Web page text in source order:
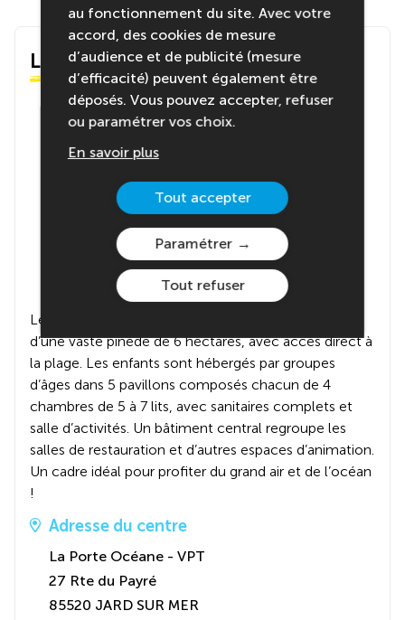
Le centre
Le centre situé en Vendée, est implanté au cœur
d’une vaste pinède de 6 hectares, avec accès direct à
la plage. Les enfants sont hébergés par groupes
d’âges dans 5 pavillons composés chacun de 4
chambres de 5 à 7 lits, avec sanitaires complets et
salle d’activités. Un bâtiment central regroupe les
salles de restauration et d’autres espaces d’animation.
Un cadre idéal pour profiter du grand air et de l’océan
!
Adresse du centre
La Porte Océane - VPT
27 Rte du Payré
85520 JARD SUR MER
au fonctionnement du site. Avec votre
accord, des cookies de mesure
d’audience et de publicité (mesure
d’efficacité) peuvent également être
déposés. Vous pouvez accepter, refuser
ou paramétrer vos choix.
En savoir plus
Tout accepter
Paramétrer
Tout refuser